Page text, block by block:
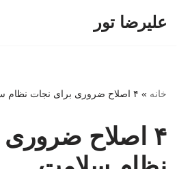
علیرضا تور
خانه » ۴ اصلاح ضروری برای نجات نظام سلامت
۴ اصلاح